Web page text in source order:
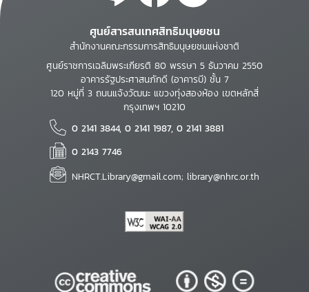
ศูนย์สารสนเทศสิทธิมนุษยชน
สำนักงานคณะกรรมการสิทธิมนุษยชนแห่งชาติ
ศูนย์ราชการเฉลิมพระเกียรติ 80 พรรษา 5 ธันวาคม 2550
อาคารรัฐประศาสนภักดี (อาคารบี) ชั้น 7
120 หมู่ที่ 3 ถนนแจ้งวัฒนะ แขวงทุ่งสองห้อง เขตหลักสี่
กรุงเทพฯ 10210
0 2141 3844, 0 2141 1987, 0 2141 3881
0 2143 7746
NHRCT.Library@gmail.com; library@nhrc.or.th